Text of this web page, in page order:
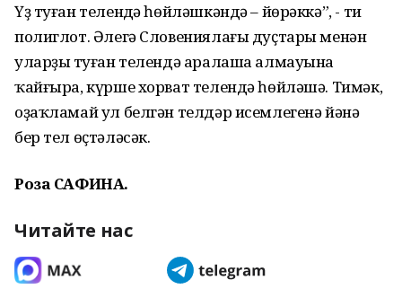
Үҙ туған теленңдә һөйләшкәндә – йөрәккә”, - ти
полиглот. Әлегә Словениялағы дуҫтары менән
уларҙың туған телендә аралаша алмауына
ҡайғыра, күрше хорват телендә һөйләшә. Тимәк,
оҙаҡламай ул белгән телдәр исемлегенә йәнә
бер тел өҫтәләсәк.
Роза САФИНА.
Читайте нас